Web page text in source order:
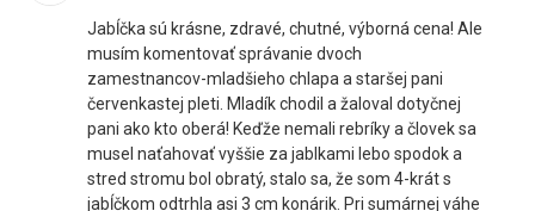
Jabĺčka sú krásne, zdravé, chutné, výborná cena! Ale
musím komentovať správanie dvoch
zamestnancov-mladšieho chlapa a staršej pani
červenkastej pleti. Mladík chodil a žaloval dotyčnej
pani ako kto oberá! Keďže nemali rebríky a človek sa
musel naťahovať vyššie za jablkami lebo spodok a
stred stromu bol obratý, stalo sa, že som 4-krát s
jabĺčkom odtrhla asi 3 cm konárik. Pri sumárnej váhe